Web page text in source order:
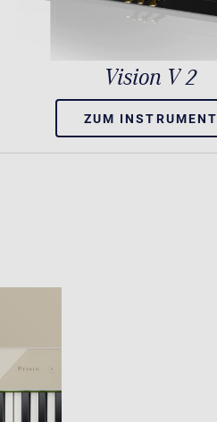
Vision V 2
ZUM INSTRUMENT